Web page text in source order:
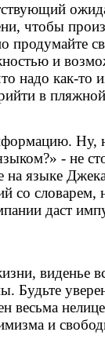
чтобы
продумайте
и
надо как-то
в
Ну,
- не
на языке
со словарем,
даст
виденье
Будьте
весьма
и